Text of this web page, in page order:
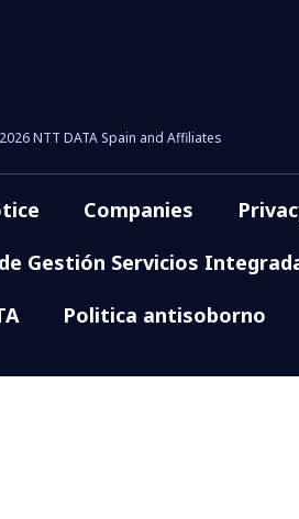
NTT DATA Spain and Affiliates
Companies
Gestión Servicios
Politica antisoborno